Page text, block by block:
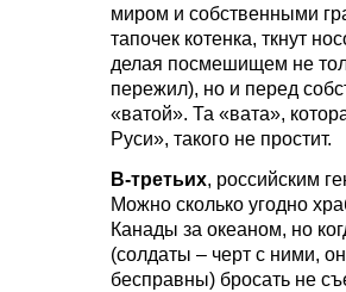
миром и собственными
тапочек котенка, ткнут
делая посмешищем не
пережил), но и перед
«ватой». Та «вата»,
Руси», такого не простит.
В-третьих, российским
Можно сколько угодно
Канады за океаном, но
(солдаты – черт с ними,
бесправны) бросать не